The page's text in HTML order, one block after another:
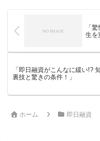
「
生を
「即日融資がこんなに緩い!?
裏技と驚きの条件！」
ホーム 即日融資